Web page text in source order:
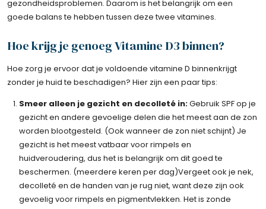
gezondheidsproblemen. Daarom is het belangrijk om een
goede balans te hebben tussen deze twee vitamines.
Hoe krijg je genoeg Vitamine D3 binnen?
Hoe zorg je ervoor dat je voldoende vitamine D binnenkrijgt
zonder je huid te beschadigen? Hier zijn een paar tips:
Smeer alleen je gezicht en decolleté in:Gebruik SPF op je
gezicht en andere gevoelige delen die het meest aan de zon
worden blootgesteld. (Ook wanneer de zon niet schijnt) Je
gezicht is het meest vatbaar voor rimpels en
huidveroudering, dus het is belangrijk om dit goed te
beschermen. (meerdere keren per dag)Vergeet ook je nek,
decolleté en de handen van je rug niet, want deze zijn ook
gevoelig voor rimpels en pigmentvlekken. Het is zonde